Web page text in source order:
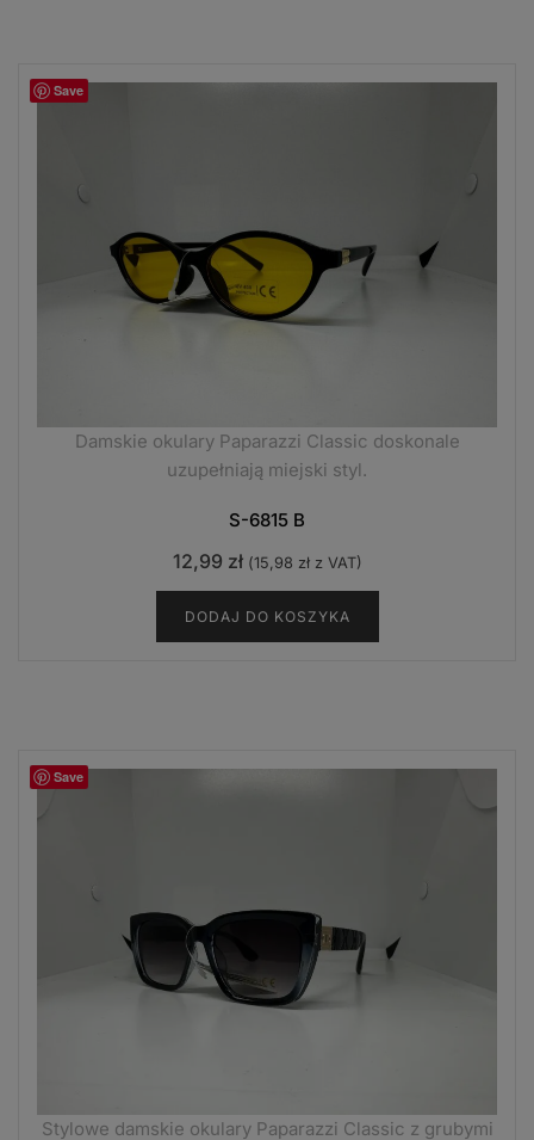
Save
Damskie okulary Paparazzi Classic doskonale
uzupełniają miejski styl.
S-6815 B
12,99 zł (15,98 złz VAT)
DODAJ DO KOSZYKA
Save
Stylowe damskie okulary Paparazzi Classic z grubymi